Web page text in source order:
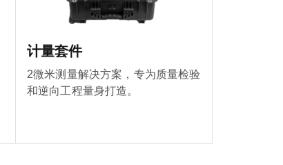
计量套件
2微米测量解决方案，专为质量检验
和逆向工程量身打造。